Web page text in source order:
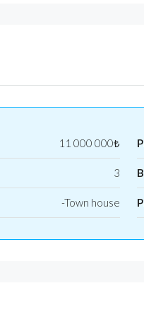
11 000 000₺
3
-Town house